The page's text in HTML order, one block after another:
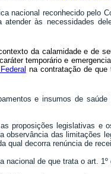
nacional reconhecido pelo
às necessidades
da calamidade e de
temporário e
na contratação de
e insumos de
proposições legislativas
das limitações
qual decorra renúncia de
nacional de que trata o art.